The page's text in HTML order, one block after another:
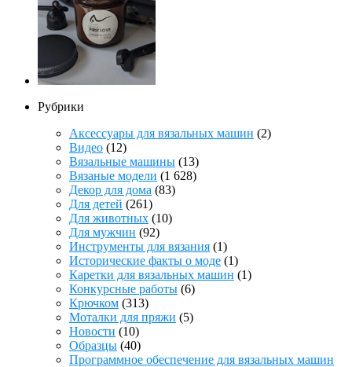
Рубрики
Аксессуары для вязальных машин (2)
Видео (12)
Вязальные машины (13)
Вязаные модели (1 628)
Декор для дома (83)
Для детей (261)
Для животных (10)
Для мужчин (92)
Инструменты для вязания (1)
Исторические факты о моде (1)
Каретки для вязальных машин (1)
Конкурсные работы (6)
Крючком (313)
Моталки для пряжи (5)
Новости (10)
Образцы (40)
Программное обеспечение для вязальных машин